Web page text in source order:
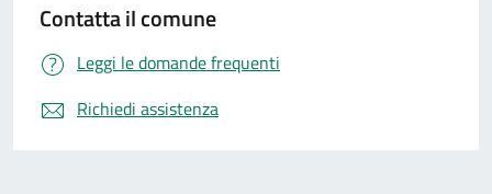
Contatta il comune
Leggi le domande frequenti
Richiedi assistenza